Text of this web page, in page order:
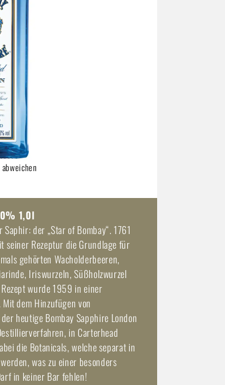
1,0l
der „Star of Bombay“. 1761
seiner Rezeptur die Grundlage für
gehörten Wacholderbeeren,
Iriswurzeln, Süßholzwurzel
wurde 1959 in einer
dem Hinzufügen von
heutige Bombay Sapphire London
in Carterhead
die Botanicals, welche separat in
was zu einer besonders
in keiner Bar fehlen!